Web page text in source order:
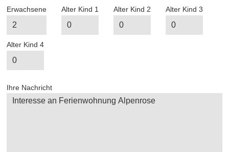
Erwachsene Alter Kind 1 Alter Kind 2 Alter Kind 3
Alter Kind 4
Ihre Nachricht